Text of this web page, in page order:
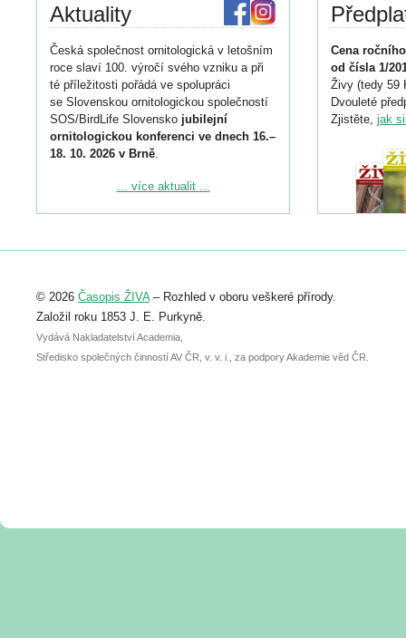
Aktuality
Česká společnost ornitologická v letošním
roce slaví 100. výročí svého vzniku a při
té příležitosti pořádá ve spolupráci
se Slovenskou ornitologickou společností
SOS/BirdLife Slovensko jubilejní
ornitologickou konferenci ve dnech 16.–
18. 10. 2026 v Brně.
Podrobnější informace ke konferenci
Registrovat se můžete do 6. září.
abstraktu přihlášené přednášky nebo
posteru je už 30. června.
... více aktualit ...
Cena
od čísla 1/
Živy (tedy 59
Dvouleté
Zjistěte, jak
© 2026 Časopis ŽIVA– Rozhled v oboru veškeré přírody.
Založil roku 1853 J. E. Purkyně.
Vydává Nakladatelství Academia,
Středisko společných činností AV ČR, v. v. i., za podpory Akademie věd ČR.